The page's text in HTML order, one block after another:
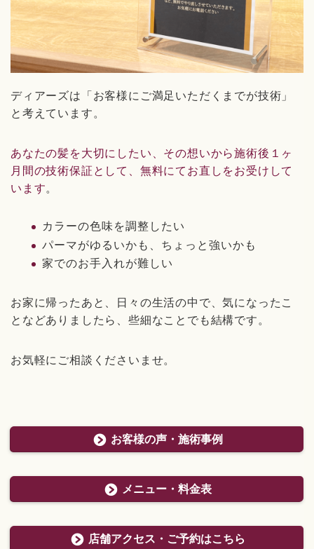
ディアーズは「お客様にご満足いただくまでが技術」
と考えています。
あなたの髪を大切にしたい、その想いから施術後１ヶ
月間の技術保証として、無料にてお直しをお受けして
います。
カラーの色味を調整したい
パーマがゆるいかも、ちょっと強いかも
家でのお手入れが難しい
お家に帰ったあと、日々の生活の中で、気になったこ
となどありましたら、些細なことでも結構です。
お気軽にご相談くださいませ。
お客様の声・施術事例
メニュー・料金表
店舗アクセス・ご予約はこちら